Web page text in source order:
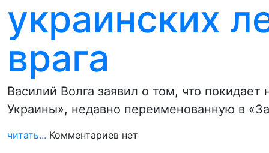
украинских
врага
Василий Волга заявил о том, что
Украины», недавно переименованную в
читать... Комментариев нет